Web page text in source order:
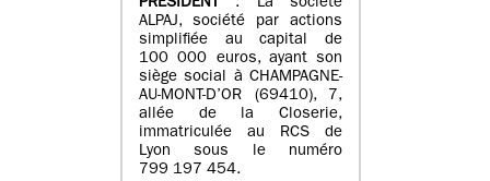
PRESIDENT
: La société
ALPAJ, société par actions
simplifiée au capital de
100 000 euros, ayant son
siège social à CHAMPAGNE-
AU-MONT-D’OR (69410), 7,
allée de la Closerie,
immatriculée au RCS de
Lyon sous le numéro
799 197 454.